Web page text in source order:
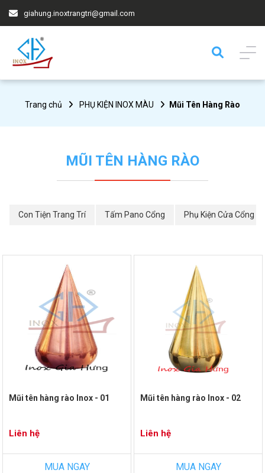
giahung.inoxtrangtri@gmail.com
Trang chủ PHỤ KIỆN INOX MÀU Mũi Tên Hàng Rào
MŨI TÊN HÀNG RÀO
Con Tiện Trang Trí Tấm Pano Cổng Phụ Kiện Cửa Cổng
Mũi tên hàng rào Inox - 01
Liên hệ
MUA NGAY
Mũi tên hàng rào Inox - 02
Liên hệ
MUA NGAY